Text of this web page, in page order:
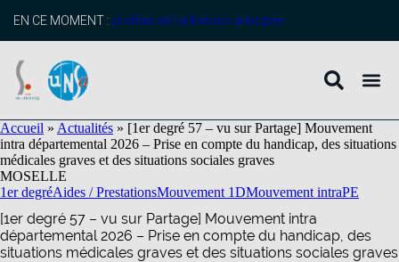
principal
EN CE MOMENT : profitez de l’adhésion anticipée
Accueil » Actualités » [1er degré 57 – vu sur Partage] Mouvement
intra départemental 2026 – Prise en compte du handicap, des situations
médicales graves et des situations sociales graves
MOSELLE
1er degréAides / PrestationsMouvement 1DMouvement intraPE
[1er degré 57 – vu sur Partage] Mouvement intra
départemental 2026 – Prise en compte du handicap, des
situations médicales graves et des situations sociales graves